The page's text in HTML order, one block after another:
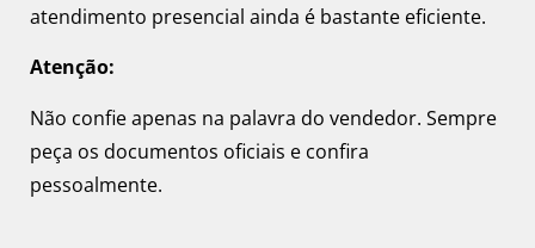
atendimento presencial ainda é bastante eficiente.
Atenção:
Não confie apenas na palavra do vendedor. Sempre
peça os documentos oficiais e confira
pessoalmente.